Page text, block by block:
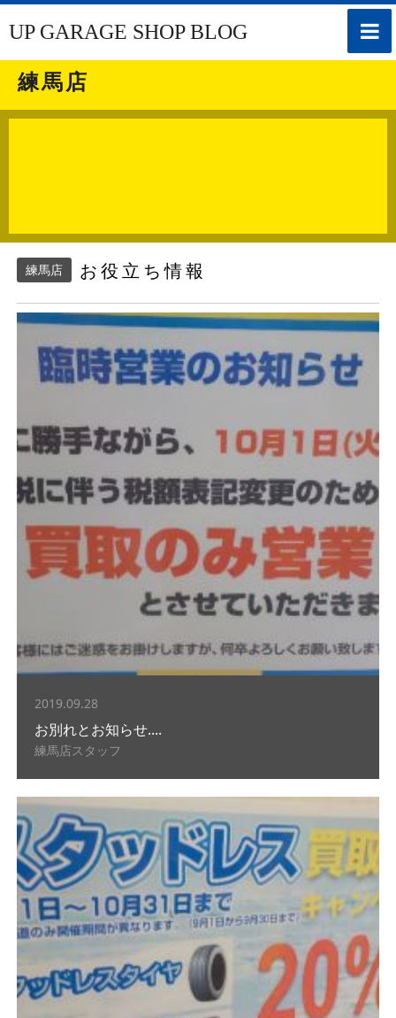
toggle
UP GARAGE SHOP BLOG
練馬店
練馬店 お役立ち情報
2019.09.28
お別れとお知らせ....
練馬店スタッフ